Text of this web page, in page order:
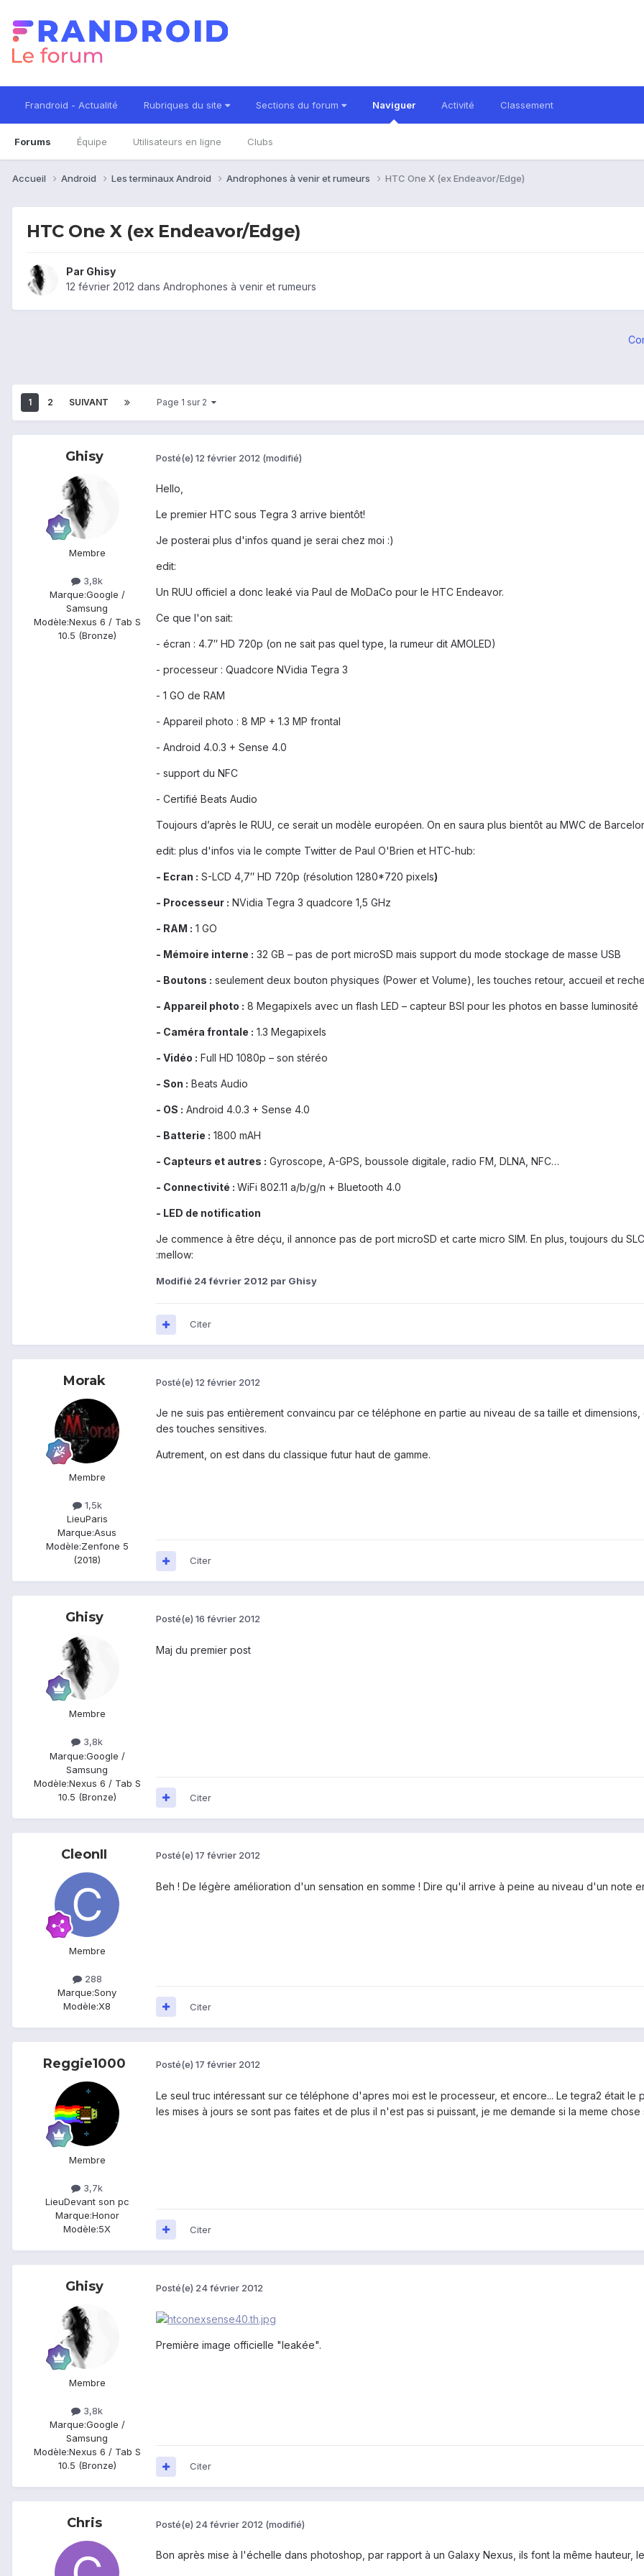
Frandroid - Actualité Rubriques du site Sections du forum Naviguer
Forums Équipe Utilisateurs en ligne Clubs
Activité Classement
Accueil Android Les terminaux Android Androphones à venir et rumeurs HTC One X (ex Endeavor/Edge)
HTC One X (ex Endeavor/Edge)
Par Ghisy
12 février 2012 dans Androphones à venir et rumeurs
1 2 SUIVANT Page 1 sur 2
Ghisy
Membre
3,8k
Marque:Google /
Samsung
Modèle:Nexus 6 / Tab S
10.5 (Bronze)
Posté(e) 12 février 2012 (modifié)
Hello,
Le premier HTC sous Tegra 3 arrive bientôt!
Je posterai plus d'infos quand je serai chez moi :)
edit:
Un RUU officiel a donc leaké via Paul de MoDaCo pour le HTC Endeavor.
Ce que l'on sait:
- écran : 4.7″ HD 720p (on ne sait pas quel type, la rumeur dit AMOLED)
- processeur : Quadcore NVidia Tegra 3
- 1 GO de RAM
- Appareil photo : 8 MP + 1.3 MP frontal
- Android 4.0.3 + Sense 4.0
- support du NFC
- Certifié Beats Audio
Toujours d’après le RUU, ce serait un modèle européen. On en saura plus bientôt au MWC de
edit: plus d'infos via le compte Twitter de Paul O'Brien et HTC-hub:
- Ecran : S-LCD 4,7″ HD 720p (résolution 1280*720 pixels)
- Processeur : NVidia Tegra 3 quadcore 1,5 GHz
- RAM : 1 GO
- Mémoire interne : 32 GB – pas de port microSD mais support du mode stockage de masse USB
- Boutons : seulement deux bouton physiques (Power et Volume), les touches retour, accueil et
- Appareil photo : 8 Megapixels avec un flash LED – capteur BSI pour les photos en basse luminosité
- Caméra frontale : 1.3 Megapixels
- Vidéo : Full HD 1080p – son stéréo
- Son : Beats Audio
- OS : Android 4.0.3 + Sense 4.0
- Batterie : 1800 mAH
- Capteurs et autres : Gyroscope, A-GPS, boussole digitale, radio FM, DLNA, NFC…
- Connectivité : WiFi 802.11 a/b/g/n + Bluetooth 4.0
- LED de notification
Je commence à être déçu, il annonce pas de port microSD et carte micro SIM. En plus, toujours du
:mellow:
Modifié 24 février 2012 par Ghisy
Citer
Morak
Membre
1,5k
LieuParis
Marque:Asus
Modèle:Zenfone 5
(2018)
Posté(e) 12 février 2012
Je ne suis pas entièrement convaincu par ce téléphone en partie au niveau de sa taille et
des touches sensitives.
Autrement, on est dans du classique futur haut de gamme.
Citer
Ghisy
Membre
3,8k
Marque:Google /
Samsung
Modèle:Nexus 6 / Tab S
10.5 (Bronze)
Posté(e) 16 février 2012
Maj du premier post
Citer
CleonII
Membre
288
Marque:Sony
Modèle:X8
Posté(e) 17 février 2012
Beh ! De légère amélioration d'un sensation en somme ! Dire qu'il arrive à peine au niveau d'un note
Citer
Reggie1000
Membre
3,7k
LieuDevant son pc
Marque:Honor
Modèle:5X
Posté(e) 17 février 2012
Le seul truc intéressant sur ce téléphone d'apres moi est le processeur, et encore... Le tegra2 était
les mises à jours se sont pas faites et de plus il n'est pas si puissant, je me demande si la meme
Citer
Ghisy
Membre
3,8k
Marque:Google /
Samsung
Modèle:Nexus 6 / Tab S
10.5 (Bronze)
Posté(e) 24 février 2012
Première image officielle "leakée".
Citer
Chris Posté(e) 24 février 2012 (modifié)
Bon après mise à l'échelle dans photoshop, par rapport à un Galaxy Nexus, ils font la même hauteur,